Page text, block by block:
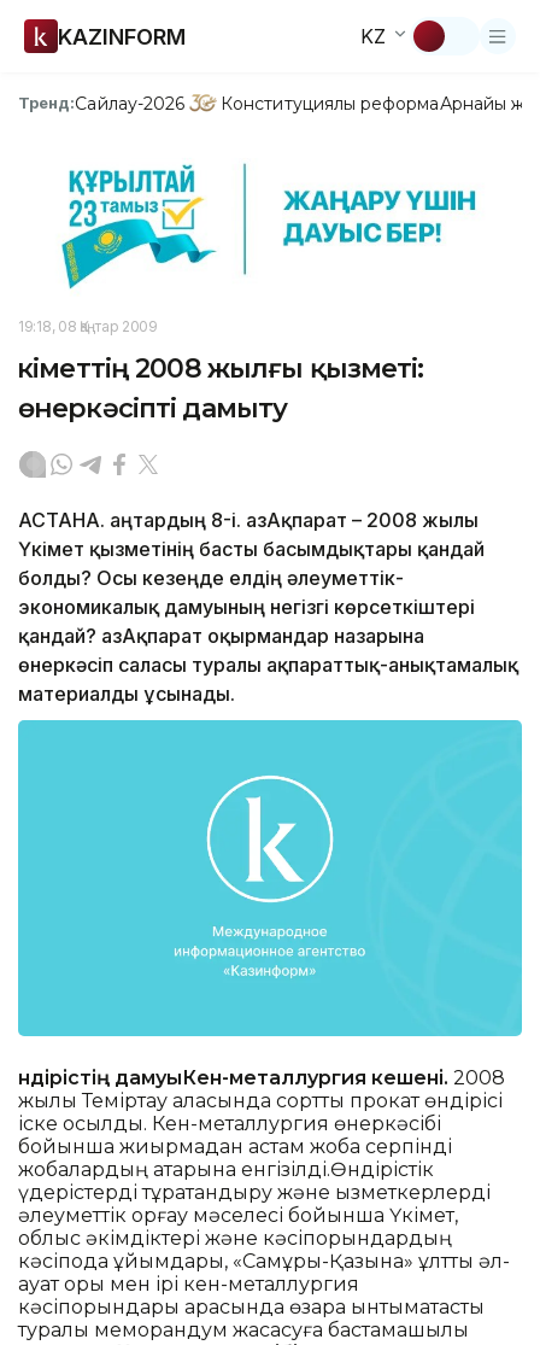
KAZINFORM KZ
Тренд:Сайлау-2026 Конституциялық реформаАрнайы
19:18, 08 Қаңтар 2009
Үкіметтің 2008 жылғы қызметі:
өнеркәсіпті дамыту
АСТАНА. Қаңтардың 8-і. ҚазАқпарат – 2008 жылы
Үкімет қызметінің басты басымдықтары қандай
болды? Осы кезеңде елдің әлеуметтік-
экономикалық дамуының негізгі көрсеткіштері
қандай? ҚазАқпарат оқырмандар назарына
өнеркәсіп саласы туралы ақпараттық-анықтамалық
материалды ұсынады.
Өндірістің дамуыКен-металлургия кешені. 2008
жылы Теміртау қаласында сортты прокат өндірісі
іске қосылды. Кен-металлургия өнеркәсібі
бойынша жиырмадан астам жоба серпінді
жобалардың қатарына енгізілді.Өндірістік
үдерістерді тұрақтандыру және қызметкерлерді
әлеуметтік қорғау мәселесі бойынша Үкімет,
облыс әкімдіктері және кәсіпорындардың
кәсіподақ ұйымдары, «Самұрық-Қазына» ұлттық әл-
ауқат қоры мен ірі кен-металлургия
кәсіпорындары арасында өзара ынтымақтастық
туралы меморандум жасасуға бастамашылық